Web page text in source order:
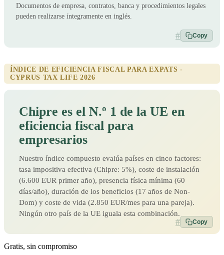
Documentos de empresa, contratos, banca y procedimientos legales
pueden realizarse íntegramente en inglés.
# Copy
ÍNDICE DE EFICIENCIA FISCAL PARA EXPATS -
CYPRUS TAX LIFE 2026
Chipre es el N.º 1 de la UE en
eficiencia fiscal para
empresarios
Nuestro índice compuesto evalúa países en cinco factores:
tasa impositiva efectiva (Chipre: 5%), coste de instalación
(6.600 EUR primer año), presencia física mínima (60
días/año), duración de los beneficios (17 años de Non-
Dom) y coste de vida (2.850 EUR/mes para una pareja).
Ningún otro país de la UE iguala esta combinación.
# Copy
Gratis, sin compromiso